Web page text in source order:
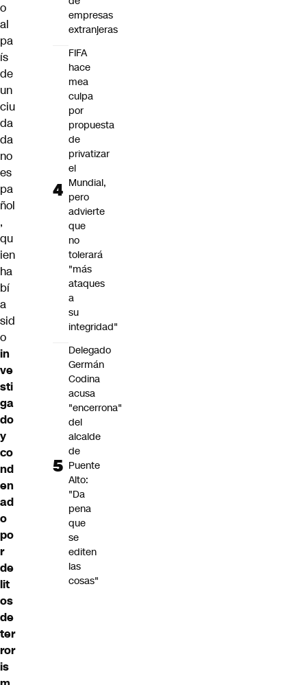
o
al
pa
ís
de
un
ciu
da
da
no
es
pa
ñol
,
qu
ien
ha
bí
a
sid
o
in
ve
sti
ga
do
y
co
nd
en
ad
o
po
r
de
lit
os
de
ter
ror
is
empresas
extranjeras
FIFA
hace
mea
culpa
por
propuesta
de
privatizar
el
Mundial,
pero
advierte
que
no
tolerará
"más
ataques
a
su
integridad"
Delegado
Germán
Codina
acusa
"encerrona"
del
alcalde
de
Puente
Alto:
"Da
pena
que
se
editen
las
cosas"